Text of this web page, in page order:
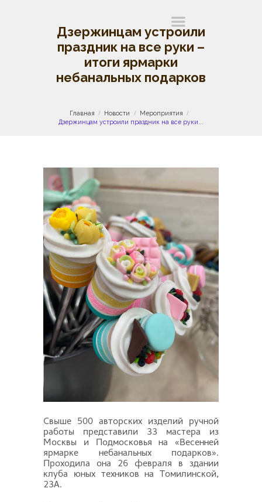
Дзержинцам устроили
праздник на все руки –
итоги ярмарки
небанальных подарков
Главная Новости
Мероприятия
Дзержинцам устроили праздник на все руки...
Свыше 500 авторских изделий ручной
работы представили 33 мастера из
Москвы и Подмосковья на «Весенней
ярмарке небанальных подарков».
Проходила она 26 февраля в здании
клуба юных техников на Томилинской,
23А.